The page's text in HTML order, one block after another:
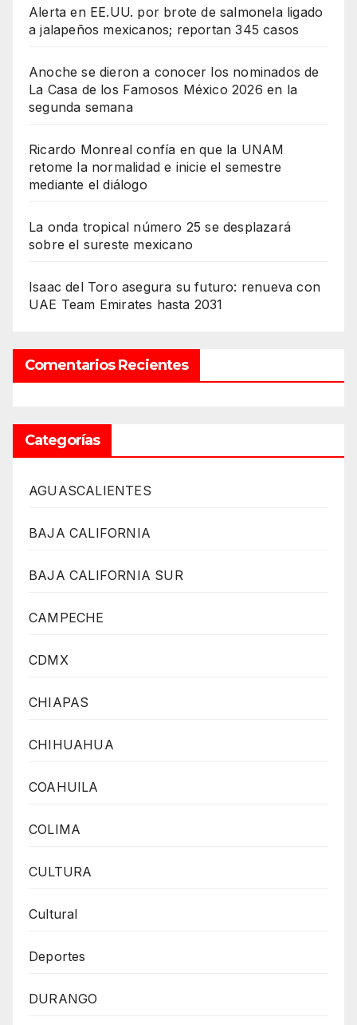
Alerta en EE.UU. por brote de salmonela ligado
a jalapeños mexicanos; reportan 345 casos
Anoche se dieron a conocer los nominados de
La Casa de los Famosos México 2026 en la
segunda semana
Ricardo Monreal confía en que la UNAM
retome la normalidad e inicie el semestre
mediante el diálogo
La onda tropical número 25 se desplazará
sobre el sureste mexicano
Isaac del Toro asegura su futuro: renueva con
UAE Team Emirates hasta 2031
Comentarios Recientes
Categorías
AGUASCALIENTES
BAJA CALIFORNIA
BAJA CALIFORNIA SUR
CAMPECHE
CDMX
CHIAPAS
CHIHUAHUA
COAHUILA
COLIMA
CULTURA
Cultural
Deportes
DURANGO